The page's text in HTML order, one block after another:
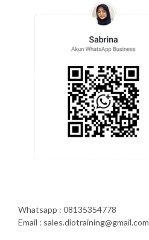
Whatsapp : 08135354778
Email : sales.diotraining@gmail.com